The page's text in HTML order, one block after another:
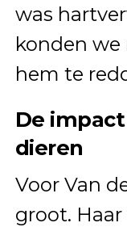
was
konden
hem te
De
dieren
Voor Van
groot.